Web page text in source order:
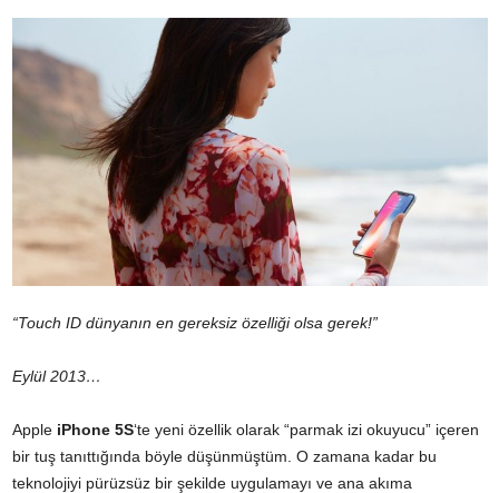
“Touch ID dünyanın en gereksiz özelliği olsa gerek!”
Eylül 2013…
Apple iPhone 5S‘te yeni özellik olarak “parmak izi okuyucu” içeren
bir tuş tanıttığında böyle düşünmüştüm. O zamana kadar bu
teknolojiyi pürüzsüz bir şekilde uygulamayı ve ana akıma